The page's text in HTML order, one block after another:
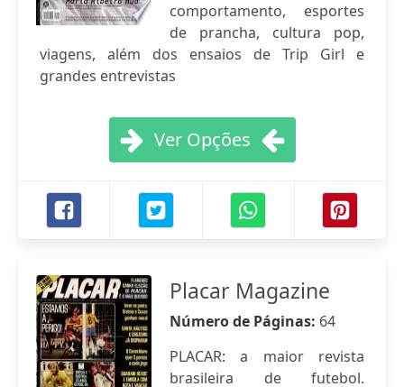
comportamento, esportes
de prancha, cultura pop,
viagens, além dos ensaios de Trip Girl e
grandes entrevistas
Ver Opções
Placar Magazine
Número de Páginas: 64
PLACAR: a maior revista
brasileira de futebol.